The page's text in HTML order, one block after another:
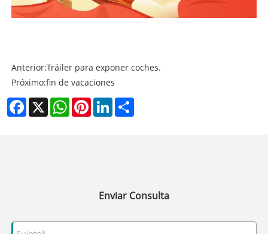
Anterior:Tráiler para exponer coches.
Próximo:fin de vacaciones
Facebook
X WhatsAppPinterestLinkedIn
Enviar Consulta